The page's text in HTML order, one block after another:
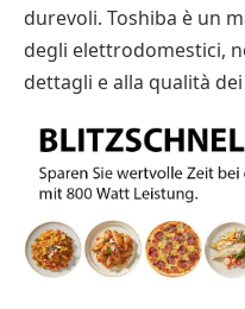
durevoli. Toshiba è un
degli elettrodomestici,
dettagli e alla qualità